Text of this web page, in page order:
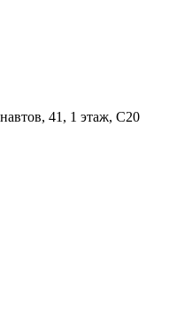
41, 1 этаж, С20